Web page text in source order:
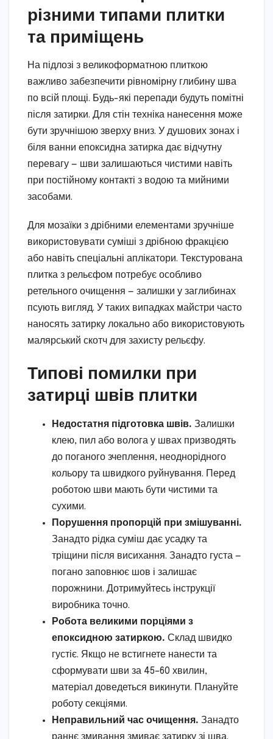
різними типами плитки
та приміщень
На підлозі з великоформатною плиткою
важливо забезпечити рівномірну глибину шва
по всій площі. Будь-які перепади будуть помітні
після затирки. Для стін техніка нанесення може
бути зручнішою зверху вниз. У душових зонах і
біля ванни епоксидна затирка дає відчутну
перевагу — шви залишаються чистими навіть
при постійному контакті з водою та мийними
засобами.
Для мозаїки з дрібними елементами зручніше
використовувати суміші з дрібною фракцією
або навіть спеціальні аплікатори. Текстурована
плитка з рельєфом потребує особливо
ретельного очищення — залишки у заглибинах
псують вигляд. У таких випадках майстри часто
наносять затирку локально або використовують
малярський скотч для захисту рельєфу.
Типові помилки при
затирці швів плитки
Недостатня підготовка швів. Залишки
клею, пил або волога у швах призводять
до поганого зчеплення, неоднорідного
кольору та швидкого руйнування. Перед
роботою шви мають бути чистими та
сухими.
Порушення пропорцій при змішуванні.
Занадто рідка суміш дає усадку та
тріщини після висихання. Занадто густа —
погано заповнює шов і залишає
порожнини. Дотримуйтесь інструкції
виробника точно.
Робота великими порціями з
епоксидною затиркою. Склад швидко
густіє. Якщо не встигнете нанести та
сформувати шви за 45–60 хвилин,
матеріал доведеться викинути. Плануйте
роботу секціями.
Неправильний час очищення. Занадто